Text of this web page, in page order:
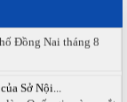
Đồng Nai tháng 8
Quốc gia và ra mắt